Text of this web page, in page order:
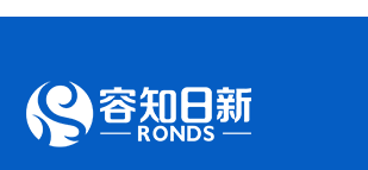
Sensor de vibración de salida superior RH103